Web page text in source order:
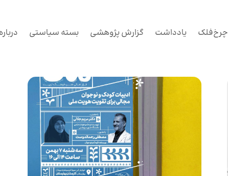
چرخ‌فلک یادداشت گزارش پژوهشی بسته سیاستی